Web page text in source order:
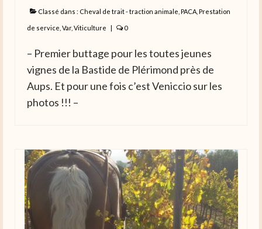
Classé dans : Cheval de trait - traction animale PACA Prestation
de service Var, Viticulture 0
– Premier buttage pour les toutes jeunes
vignes de la Bastide de Plérimond près de
Aups. Et pour une fois c’est Veniccio sur les
photos !!! –